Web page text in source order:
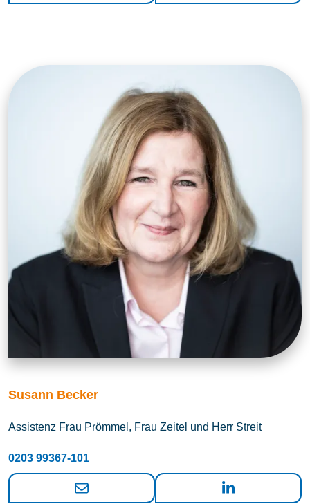
Susann Becker
Assistenz Frau Prömmel, Frau Zeitel und Herr Streit
0203 99367-101